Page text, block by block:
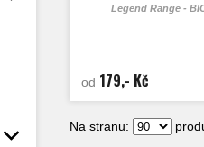
Legend Range -
od 179,- Kč
Na stranu: